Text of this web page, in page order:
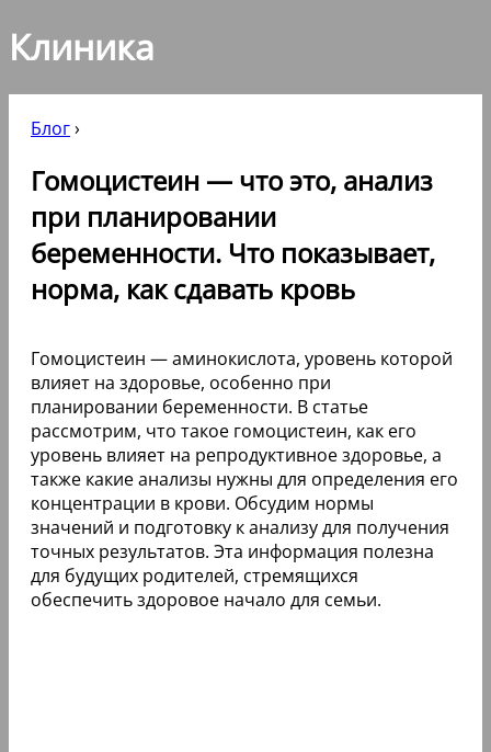
Клиника
Блог›
Гомоцистеин — что это, анализ
при планировании
беременности. Что показывает,
норма, как сдавать кровь
Гомоцистеин — аминокислота, уровень которой
влияет на здоровье, особенно при
планировании беременности. В статье
рассмотрим, что такое гомоцистеин, как его
уровень влияет на репродуктивное здоровье, а
также какие анализы нужны для определения его
концентрации в крови. Обсудим нормы
значений и подготовку к анализу для получения
точных результатов. Эта информация полезна
для будущих родителей, стремящихся
обеспечить здоровое начало для семьи.